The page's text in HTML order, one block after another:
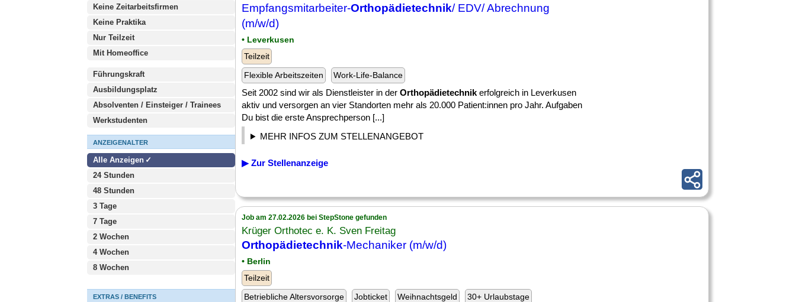
Keine Zeitarbeitsfirmen
Keine Praktika
Nur Teilzeit
Mit Homeoffice
Führungskraft
Ausbildungsplatz
Absolventen / Einsteiger / Trainees
Werkstudenten
ANZEIGENALTER
Alle Anzeigen
24 Stunden
48 Stunden
3 Tage
7 Tage
2 Wochen
4 Wochen
8 Wochen
EXTRAS / BENEFITS
Empfangsmitarbeiter-Orthopädietechnik/ EDV/ Abrechnung
(m/w/d)
• Leverkusen
Teilzeit
Flexible Arbeitszeiten
Work-Life-Balance
Seit 2002 sind wir als Dienstleister in der Orthopädietechnik erfolgreich in Leverkusen
aktiv und versorgen an vier Standorten mehr als 20.000 Patient:innen pro Jahr. Aufgaben
Du bist die erste Ansprechperson [...]
MEHR INFOS ZUM STELLENANGEBOT
▶ Zur Stellenanzeige
Job am 27.02.2026 bei StepStone gefunden
Krüger Orthotec e. K. Sven Freitag
Orthopädietechnik-Mechaniker (m/w/d)
• Berlin
Teilzeit
Betriebliche Altersvorsorge
Jobticket Weihnachtsgeld 30+ Urlaubstage